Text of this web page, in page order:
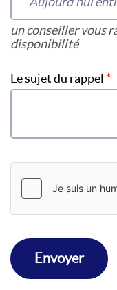
un conseiller vous
disponibilité
Le sujet du rappel *
Envoyer